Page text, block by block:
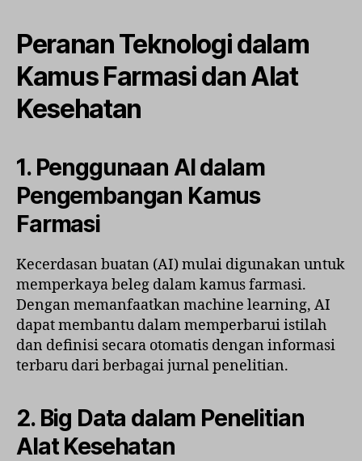
Peranan Teknologi dalam
Kamus Farmasi dan Alat
Kesehatan
1. Penggunaan AI dalam
Pengembangan Kamus
Farmasi
Kecerdasan buatan (AI) mulai digunakan untuk
memperkaya beleg dalam kamus farmasi.
Dengan memanfaatkan machine learning, AI
dapat membantu dalam memperbarui istilah
dan definisi secara otomatis dengan informasi
terbaru dari berbagai jurnal penelitian.
2. Big Data dalam Penelitian
Alat Kesehatan